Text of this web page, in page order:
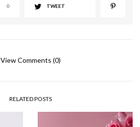
0 TWEET
View Comments (0)
RELATED POSTS